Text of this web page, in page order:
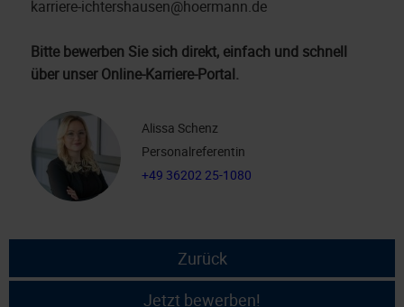
karriere-ichtershausen@hoermann.de
Bitte bewerben Sie sich direkt, einfach und schnell
über unser Online-Karriere-Portal.
Alissa Schenz
Personalreferentin
+49 36202 25-1080
Zurück
Jetzt bewerben!